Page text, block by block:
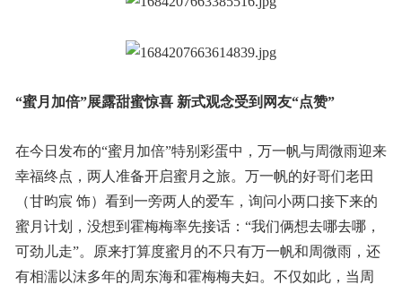
“蜜月加倍”展露甜蜜惊喜 新式观念受到网友“点赞”
在今日发布的“蜜月加倍”特别彩蛋中，万一帆与周微雨迎来
幸福终点，两人准备开启蜜月之旅。万一帆的好哥们老田
（甘昀宸 饰）看到一旁两人的爱车，询问小两口接下来的
蜜月计划，没想到霍梅梅率先接话：“我们俩想去哪去哪，
可劲儿走”。原来打算度蜜月的不只有万一帆和周微雨，还
有相濡以沫多年的周东海和霍梅梅夫妇。不仅如此，当周